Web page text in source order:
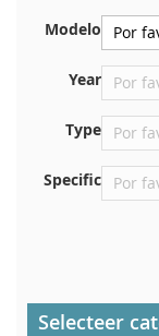
En la placa
Centrar
Justo en el
En el pilar de
Modelo
Year
Type
Specific
Selecteer